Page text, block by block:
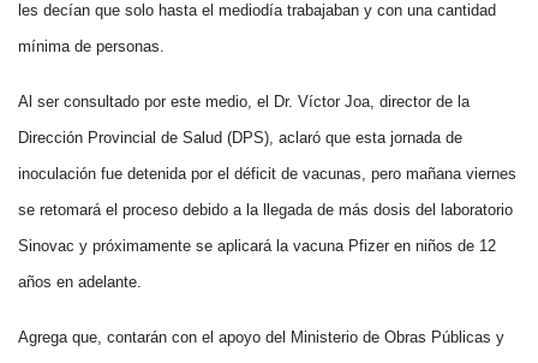
les decían que solo hasta el mediodía trabajaban y con una cantidad
mínima de personas.
Al ser consultado por este medio, el Dr. Víctor Joa, director de la
Dirección Provincial de Salud (DPS), aclaró que esta jornada de
inoculación fue detenida por el déficit de vacunas, pero mañana viernes
se retomará el proceso debido a la llegada de más dosis del laboratorio
Sinovac y próximamente se aplicará la vacuna Pfizer en niños de 12
años en adelante.
Agrega que, contarán con el apoyo del Ministerio de Obras Públicas y